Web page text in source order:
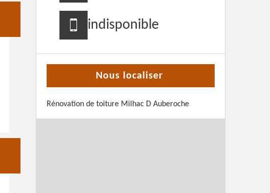
indisponible
Nous localiser
Rénovation de toiture Milhac D Auberoche